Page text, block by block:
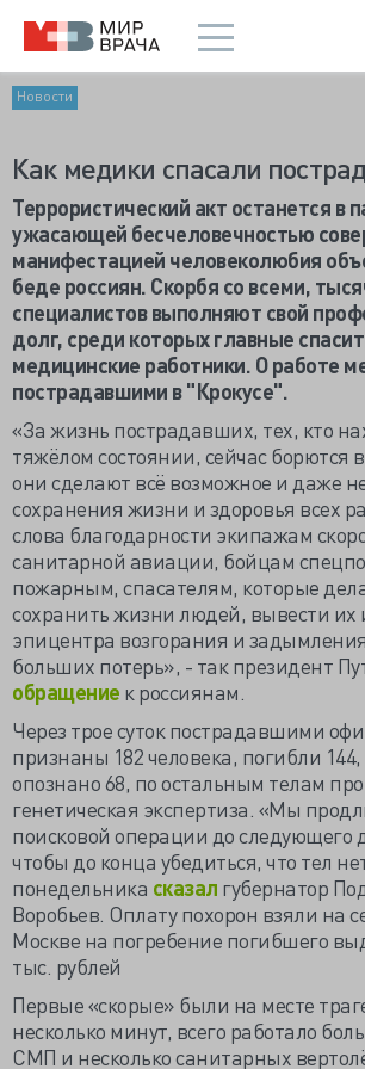
Новости
Как медики спасали
Террористический акт останется в
ужасающей бесчеловечностью
манифестацией человеколюбия
беде россиян. Скорбя со всеми,
специалистов выполняют свой
долг, среди которых главные
медицинские работники. О работе
пострадавшими в "Крокусе".
«За жизнь пострадавших, тех, кто
тяжёлом состоянии, сейчас борются
они сделают всё возможное и даже
сохранения жизни и здоровья всех
слова благодарности экипажам
санитарной авиации, бойцам
пожарным, спасателям, которые
сохранить жизни людей, вывести их
эпицентра возгорания и
больших потерь», - так президент
обращение к россиянам.
Через трое суток пострадавшими
признаны 182 человека, погибли
опознано 68, по остальным телам
генетическая экспертиза. «Мы
поисковой операции до следующего
чтобы до конца убедиться, что тел
понедельника сказал губернатор
Воробьев. Оплату похорон взяли на
Москве на погребение погибшего
тыс. рублей
Первые «скорые» были на месте
несколько минут, всего работало
СМП и несколько санитарных